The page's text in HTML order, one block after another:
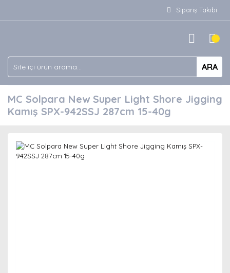
Sipariş Takibi
ARA
MC Solpara New Super Light Shore Jigging
Kamış SPX-942SSJ 287cm 15-40g